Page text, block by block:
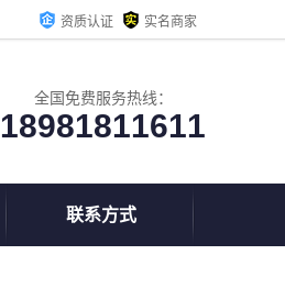
资质认证 实名商家
全国免费服务热线：
18981811611
联系方式